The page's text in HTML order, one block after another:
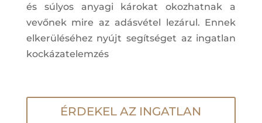
és súlyos anyagi károkat okozhatnak a
vevőnek mire az adásvétel lezárul. Ennek
elkerüléséhez nyújt segítséget az ingatlan
kockázatelemzés
ÉRDEKEL AZ INGATLAN